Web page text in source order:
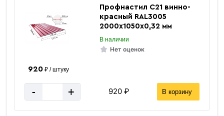
Профнастил С21 винно-
красный RAL3005
2000х1050х0,32 мм
В наличии
Нет оценок
920₽ / штуку
- + 920 ₽ В корзину
Вес одной штуки (6 м) кг 40.92 кг
Вес 6 метр, тн